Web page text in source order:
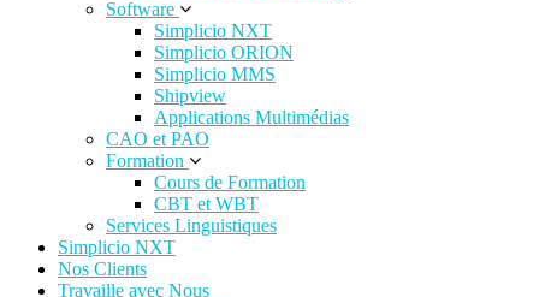
Software
Simplicio NXT
Simplicio ORION
Simplicio MMS
Shipview
Applications Multimédias
CAO et PAO
Formation
Cours de Formation
CBT et WBT
Services Linguistiques
Simplicio NXT
Nos Clients
Travaille avec Nous